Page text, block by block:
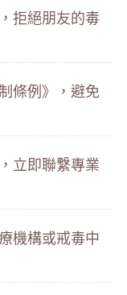
拒絕朋友的毒
條例》，避免
立即聯繫專業
機構或戒毒中